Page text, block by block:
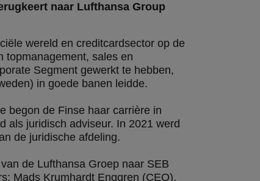
naar Lufthansa Group
wereld en creditcardsector op de
topmanagement, sales en
Segment gewerkt te hebben,
in goede banen leidde.
begon de Finse haar carrière in
als juridisch adviseur. In 2021 werd
de juridische afdeling.
de Lufthansa Groep naar SEB
Mads Krumhardt Enggren (CEO),